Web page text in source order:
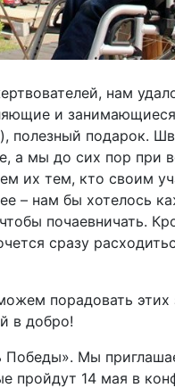
нам
и
полезный подарок.
а мы до сих пор при
их тем, кто своим
– нам бы хотелось
почаевничать.
сразу
порадовать этих
в добро!
Мы
пройдут 14 мая в